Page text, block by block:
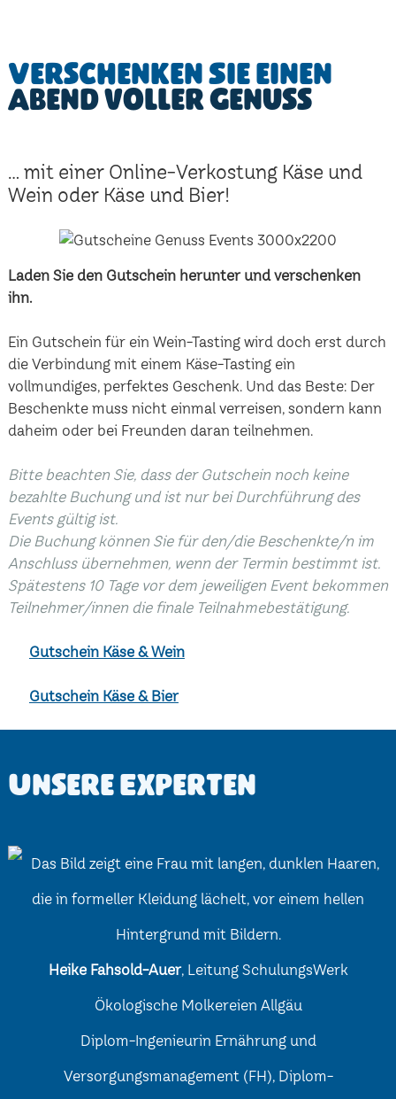
Verschenken Sie einen
Abend voller Genuss
... mit einer Online-Verkostung Käse und
Wein oder Käse und Bier!
Laden Sie den Gutschein herunter und verschenken
ihn.
Ein Gutschein für ein Wein-Tasting wird doch erst durch
die Verbindung mit einem Käse-Tasting ein
vollmundiges, perfektes Geschenk. Und das Beste: Der
Beschenkte muss nicht einmal verreisen, sondern kann
daheim oder bei Freunden daran teilnehmen.
Bitte beachten Sie, dass der Gutschein noch keine
bezahlte Buchung und ist nur bei Durchführung des
Events gültig ist.
Die Buchung können Sie für den/die Beschenkte/n im
Anschluss übernehmen, wenn der Termin bestimmt ist.
Spätestens 10 Tage vor dem jeweiligen Event bekommen
Teilnehmer/innen die finale Teilnahmebestätigung.
Gutschein Käse & Wein
Gutschein Käse & Bier
Unsere Experten
Heike Fahsold-Auer, Leitung SchulungsWerk
Ökologische Molkereien Allgäu
Diplom-Ingenieurin Ernährung und
Versorgungsmanagement (FH), Diplom-